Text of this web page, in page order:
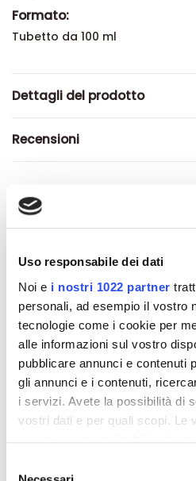
Uso responsabile dei dati
Noi e i nostri 1022 partner
personali, ad esempio il vostro
tecnologie come i cookie per
alle informazioni sul vostro
pubblicare annunci e contenuti
gli annunci e i contenuti,
i servizi. Avete la possibilità di
vostri dati e per quali scopi. Le
modificare o revocare il proprio
Formato:
Tubetto da 100 ml
Dettagli del prodotto
Recensioni
-42%